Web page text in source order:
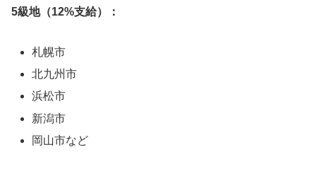
5級地（12%支給）：
札幌市
北九州市
浜松市
新潟市
岡山市など